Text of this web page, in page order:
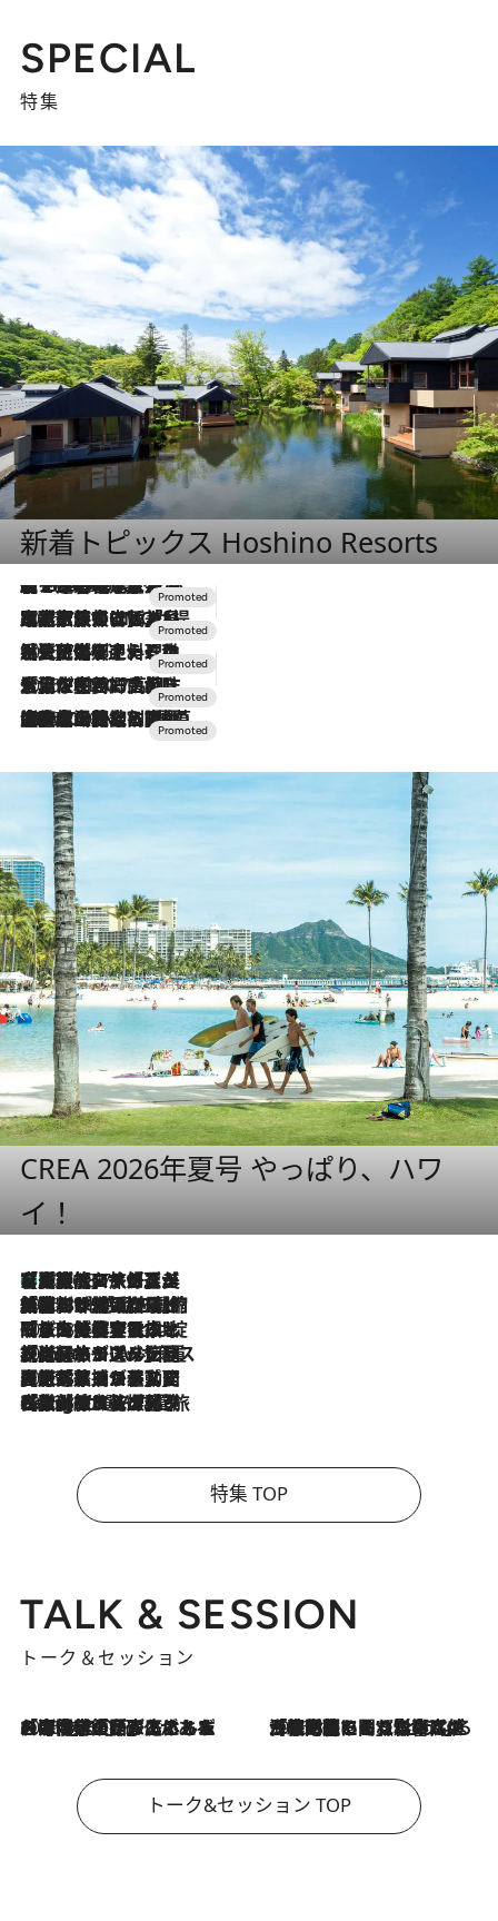
SPECIAL
特集
新着トピックス Hoshino Resorts
2026.8.7
【トンボの足水浴】ヒノキの香りに包まれて涼感マックス！約13℃の湧水かけ流しを避暑地「星野温泉 トンボの湯」で体験
2026.7.31
【ホテル帰省】という選択肢をOMOが提案。家族とほどよい距離を保つには「昼は実家、夜は気兼ねなくホテルで！」
2026.7.24
【夏限定ディナーコース】旬を迎える稚鮎や花ズッキーニなどをイタリア・トスカーナの郷土料理の手法で満喫！
2026.7.17
「土佐和ハーブかき氷」がOMO7高知に登場！生姜、山椒、大葉など目にも舌にも涼を呼ぶ郷土の味
2026.7.10
NEW OPEN！【界 草津】名湯の地に誕生。趣の異なる2種の温泉と上州ならではの会席・蕎麦割烹など美食を味わう究極の癒やし旅
CREA 2026年夏号 やっぱり、ハワ
イ！
2026.8.7
【厳選旅コスメ】「多機能アイテムがメイン！」旅好き美容エディターが選んだ夏旅ベストコスメを発表【Mサイズジップ】
2026.8.6
「荷物が増えるほど旅ストレスは増す」美容ジャーナリストがたどり着いた最終結論。“化粧品を劇的に減らす”感動の凝縮美容とは
2026.8.6
「旅先には金髪ウィッグを持参」日本と同じメイクでは損してる!? 美容ジャーナリストが提案する“掟破りの旅美容”とは
2026.8.6
【厳選旅コスメ】「身軽さ＆UV対策重視！」ヘアアーティストshucoが選んだ夏旅ベストコスメを発表【Mサイズジップ】
2026.8.5
【厳選旅コスメ】国内をあちこち移動する河井菜摘が選んだ夏旅ベストコスメ発表！「リラックスアイテムはマスト」【Mサイズジップ】
2026.8.4
【厳選旅コスメ】「紫外線＆乾燥対策しながらメイク感も！」ヘア＆メイクGeorgeが選んだ夏旅ベストコスメを発表！【Mサイズジップ】
特集 TOP
TALK & SESSION
トーク＆セッション
2026.8.3
「今後値上げがあるとすれば…」「リスクがあるのは今年の冬」エネルギー専門家が語る、ホルムズ海峡封鎖が家庭にもたらす“ある心配” 2026.8.3
「住宅建てられない…」「サーチャージ料の高値が続いている」ホルムズ海峡封鎖による影響はいつまで続く？《エネルギー専門家に聞く“どうなる日本の暮らし”》
トーク&セッション TOP